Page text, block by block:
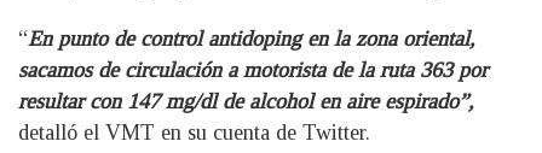
“En punto de control antidoping en la zona oriental,
sacamos de circulación a motorista de la ruta 363 por
resultar con 147 mg/dl de alcohol en aire espirado”,
detalló el VMT en su cuenta de Twitter.